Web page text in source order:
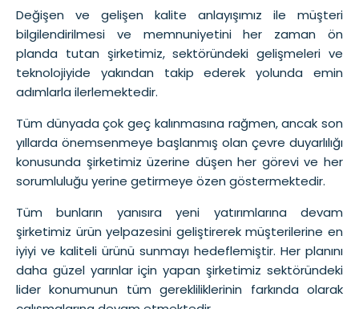
Değişen ve gelişen kalite anlayışımız ile müşteri
bilgilendirilmesi ve memnuniyetini her zaman ön
planda tutan şirketimiz, sektöründeki gelişmeleri ve
teknolojiyide yakından takip ederek yolunda emin
adımlarla ilerlemektedir.
Tüm dünyada çok geç kalınmasına rağmen, ancak son
yıllarda önemsenmeye başlanmış olan çevre duyarlılığı
konusunda şirketimiz üzerine düşen her görevi ve her
sorumluluğu yerine getirmeye özen göstermektedir.
Tüm bunların yanısıra yeni yatırımlarına devam
şirketimiz ürün yelpazesini geliştirerek müşterilerine en
iyiyi ve kaliteli ürünü sunmayı hedeflemiştir. Her planını
daha güzel yarınlar için yapan şirketimiz sektöründeki
lider konumunun tüm gerekliliklerinin farkında olarak